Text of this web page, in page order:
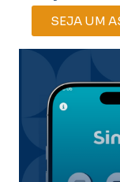
SEJA UM